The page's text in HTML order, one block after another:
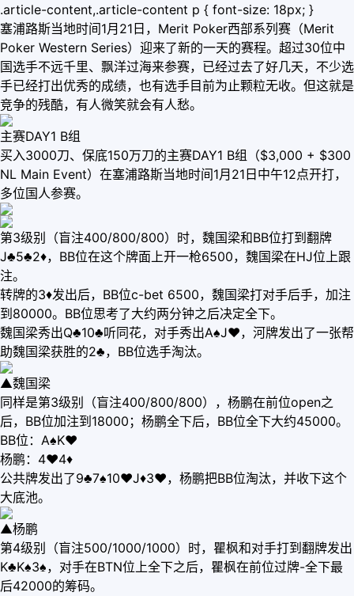
.article-content,.article-content p { font-size: 18px; }
塞浦路斯当地时间1月21日，Merit Poker西部系列赛（Merit
Poker Western Series）迎来了新的一天的赛程。超过30位中
国选手不远千里、飘洋过海来参赛，已经过去了好几天，不少选
手已经打出优秀的成绩，也有选手目前为止颗粒无收。但这就是
竞争的残酷，有人微笑就会有人愁。
主赛DAY1 B组
买入3000刀、保底150万刀的主赛DAY1 B组（$3,000 + $300
NL Main Event）在塞浦路斯当地时间1月21日中午12点开打，
多位国人参赛。
第3级别（盲注400/800/800）时，魏国梁和BB位打到翻牌
J♣5♣2♦，BB位在这个牌面上开一枪6500，魏国梁在HJ位上跟
注。
转牌的3♦发出后，BB位c-bet 6500，魏国梁打对手后手，加注
到80000。BB位思考了大约两分钟之后决定全下。
魏国梁秀出Q♣10♣听同花，对手秀出A♠J♥，河牌发出了一张帮
助魏国梁获胜的2♣，BB位选手淘汰。
▲魏国梁
同样是第3级别（盲注400/800/800），杨鹏在前位open之
后，BB位加注到18000；杨鹏全下后，BB位全下大约45000。
BB位：A♠K♥
杨鹏：4♥4♦
公共牌发出了9♣7♠10♥J♦3♥，杨鹏把BB位淘汰，并收下这个
大底池。
▲杨鹏
第4级别（盲注500/1000/1000）时，瞿枫和对手打到翻牌发出
K♣K♠3♠，对手在BTN位上全下之后，瞿枫在前位过牌-全下最
后42000的筹码。